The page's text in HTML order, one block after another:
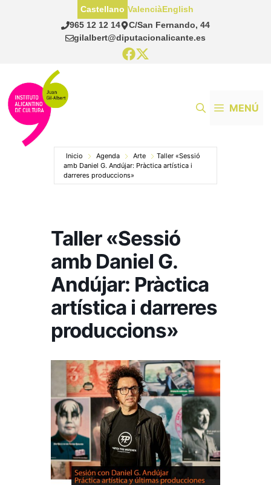
965 12 12 14
C/San Fernando, 44
gilalbert@diputacionalicante.es
Castellano ValenciàEnglish
MENÚ
Inicio Agenda Arte
Taller «Sessió
amb Daniel G. Andújar: Pràctica artística i
darreres produccions»
Taller «Sessió
amb Daniel G.
Andújar: Pràctica
artística i darreres
produccions»